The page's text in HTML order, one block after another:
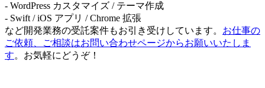
- WordPress カスタマイズ / テーマ作成
- Swift / iOS アプリ / Chrome 拡張
など開発業務の受託案件もお引き受けしています。 お仕事の
ご依頼、ご相談はお問い合わせページからお願いいたしま
す。お気軽にどうぞ！